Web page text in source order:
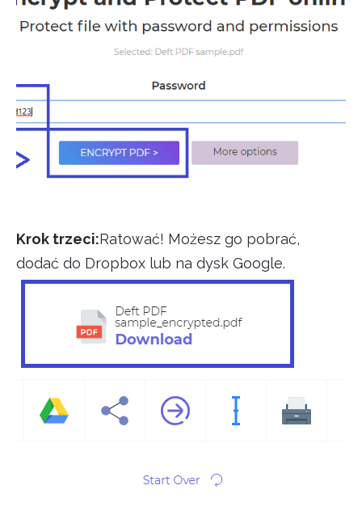
Krok trzeci:Ratować! Możesz go pobrać,
dodać do Dropbox lub na dysk Google.